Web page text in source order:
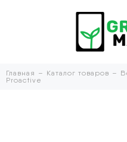
Главная Каталог товаров
Proactive